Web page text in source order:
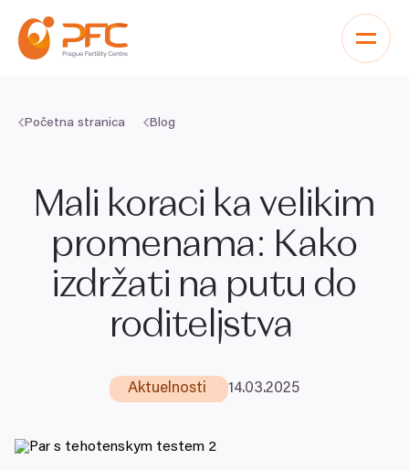
Početna stranica Blog
Mali koraci ka velikim
promenama: Kako
izdržati na putu do
roditeljstva
Aktuelnosti 14.03.2025